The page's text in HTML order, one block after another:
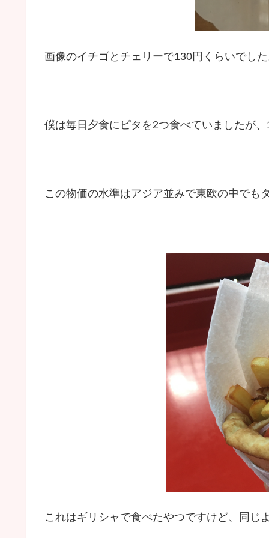
画像のイチゴとチェリーで130円くらいでし
僕は毎日夕食にピタを2つ食べていましたが
この物価の水準はアジア並みで東欧の中でも
これはギリシャで食べたやつですけど、同じ